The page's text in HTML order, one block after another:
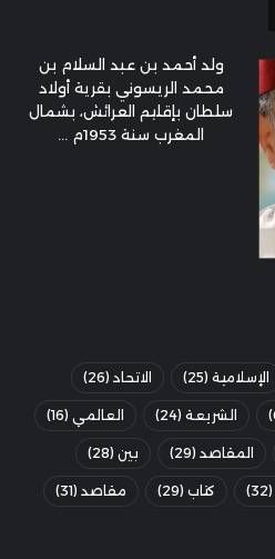
ولد أحمد بن عبد السلام بن
محمد الريسوني بقرية أولاد
سلطان بإقليم العرائش، بشمال
المغرب سنة 1953م ...
الإسلامية (25) الاتحاد (26)
الشريعة (24) العالمي (16)
المقاصد (29) بين (28)
(32) كتاب (29) مقاصد (31)